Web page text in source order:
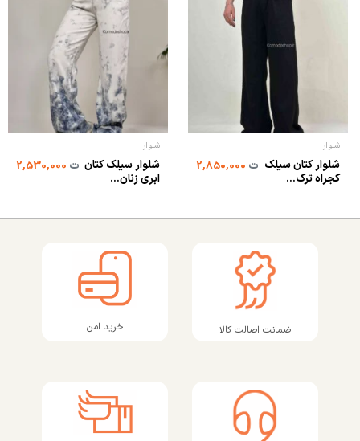
شلوار
شلوار کتان سیلک
کجراه ترک...
ت2,850,000
شلوار
شلوار سیلک کتان
ابری زنان...
ت2,530,000
ضمانت اصالت کالا خرید امن